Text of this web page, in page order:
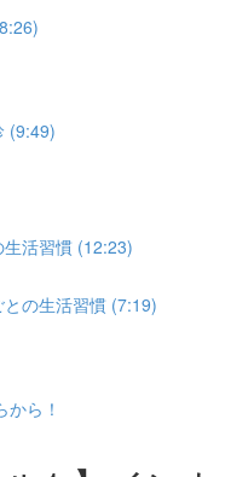
(9:49)
生活習慣 (12:23)
との生活習慣 (7:19)
ら！